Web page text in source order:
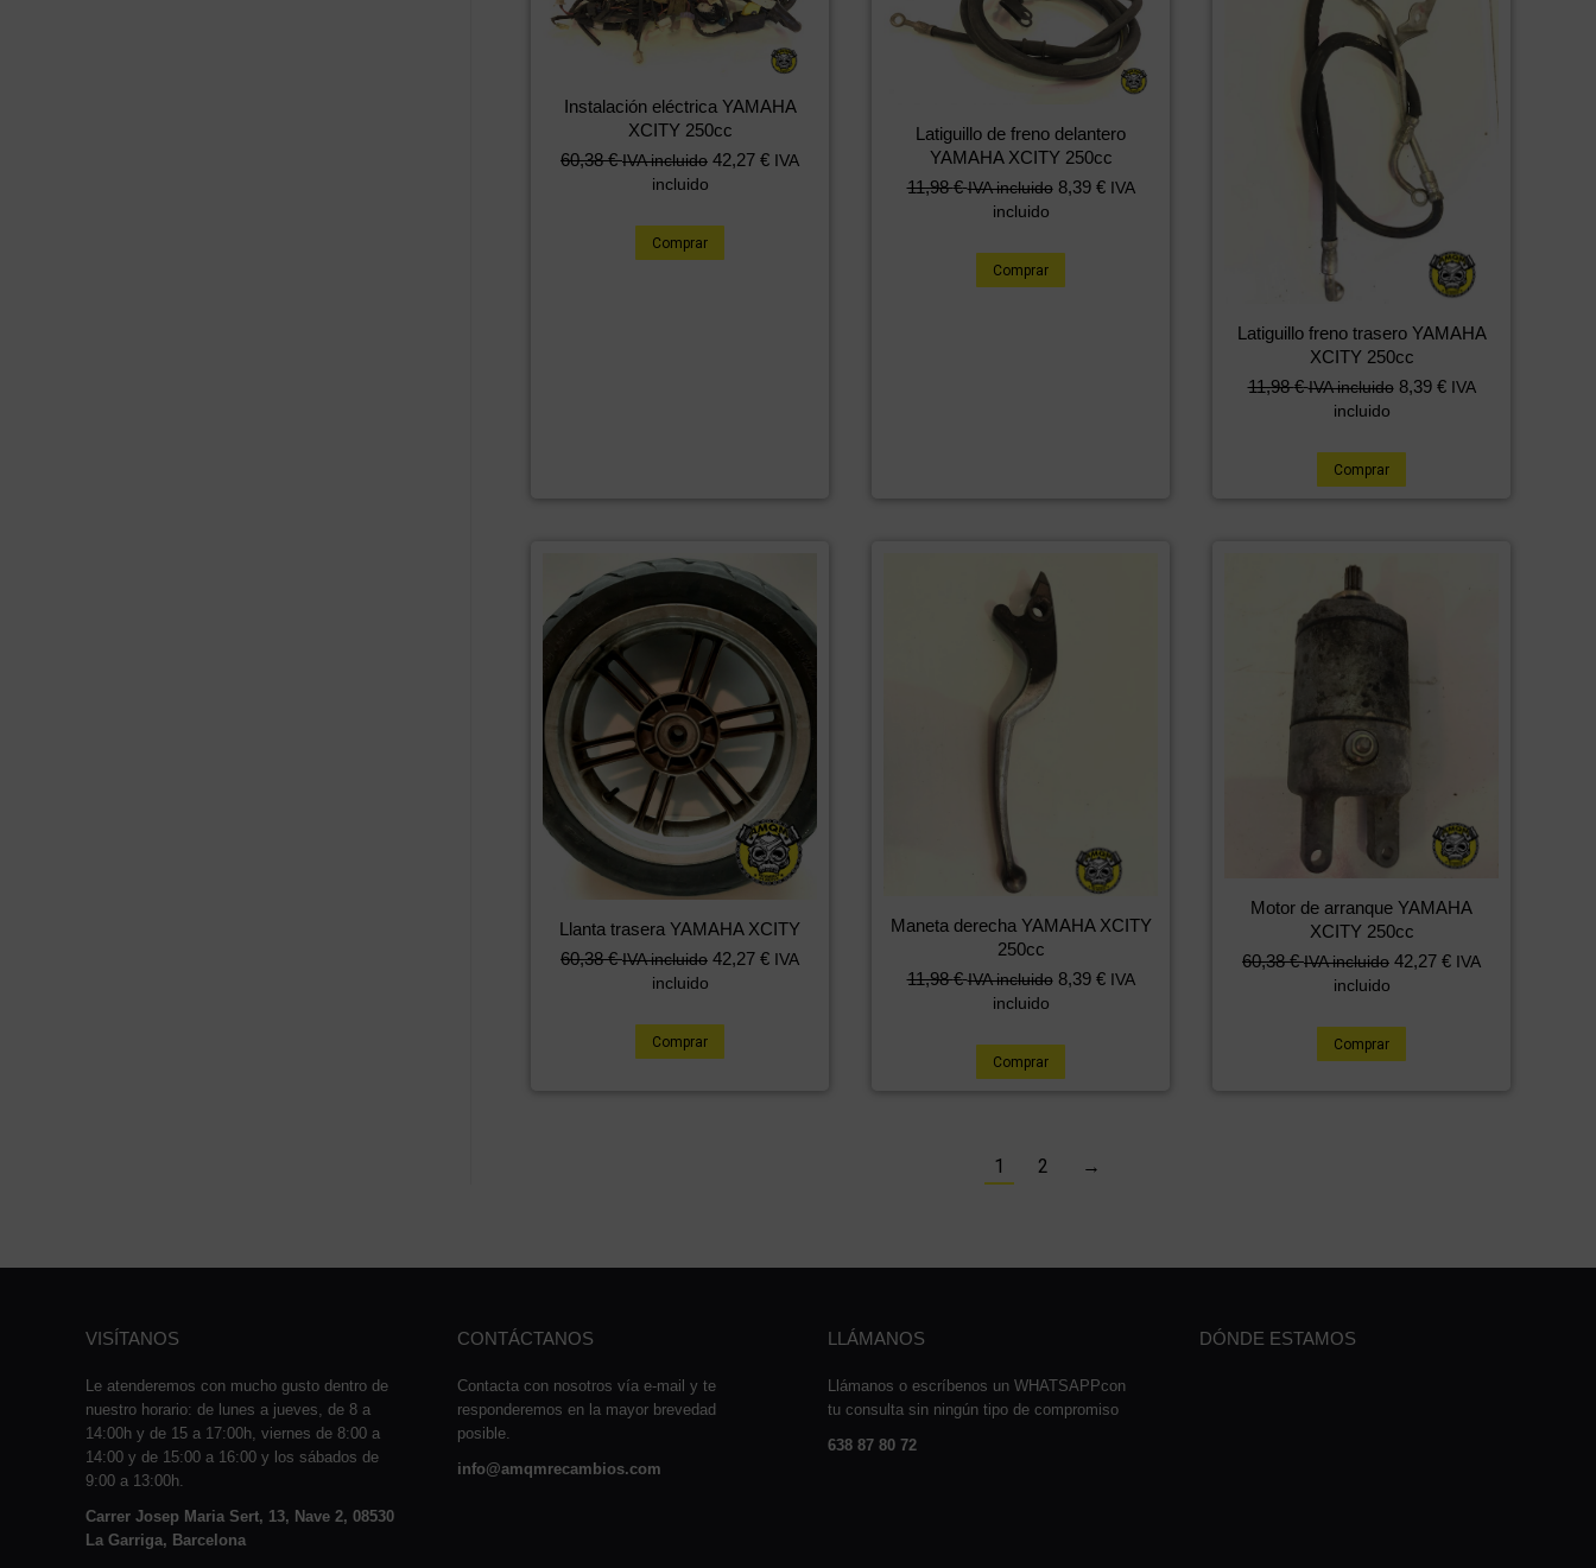
Instalación eléctrica YAMAHA
XCITY 250cc
60,38€ IVA incluido 42,27 € IVA
incluido
Comprar
Latiguillo de freno delantero
YAMAHA XCITY 250cc
11,98€ IVA incluido 8,39 € IVA
incluido
Comprar
Latiguillo freno trasero YAMAHA
XCITY 250cc
11,98€ IVA incluido 8,39 € IVA
incluido
Comprar
Llanta trasera YAMAHA XCITY
60,38€ IVA incluido 42,27 € IVA
incluido
Comprar
Maneta derecha YAMAHA XCITY
250cc
11,98€ IVA incluido 8,39 € IVA
incluido
Comprar
Motor de arranque YAMAHA
XCITY 250cc
60,38€ IVA incluido 42,27 € IVA
incluido
Comprar
1 2 →
VISÍTANOS
Le atenderemos con mucho gusto dentro de
nuestro horario: de lunes a jueves, de 8 a
14:00h y de 15 a 17:00h, viernes de 8:00 a
14:00 y de 15:00 a 16:00 y los sábados de
9:00 a 13:00h.
Carrer Josep Maria Sert, 13, Nave 2, 08530
La Garriga, Barcelona
CONTÁCTANOS
Contacta con nosotros vía e-mail y te
responderemos en la mayor brevedad
posible.
info@amqmrecambios.com
LLÁMANOS
Llámanos o escríbenos un WHATSAPPcon
tu consulta sin ningún tipo de compromiso
638 87 80 72
DÓNDE ESTAMOS